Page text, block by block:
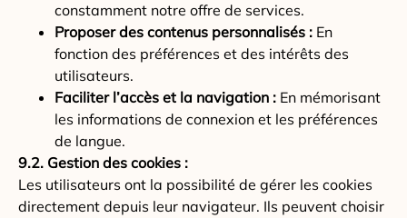
constamment notre offre de services.
Proposer des contenus personnalisés : En
fonction des préférences et des intérêts des
utilisateurs.
Faciliter l’accès et la navigation : En mémorisant
les informations de connexion et les préférences
de langue.
9.2. Gestion des cookies :
Les utilisateurs ont la possibilité de gérer les cookies
directement depuis leur navigateur. Ils peuvent choisir